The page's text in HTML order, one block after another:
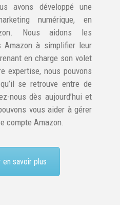
avons développé une
numérique, en
Nous aidons les
Amazon à simplifier leur
en charge son volet
expertise, nous pouvons
se retrouve entre de
nous dès aujourd’hui et
vous aider à gérer
compte Amazon.
savoir plus